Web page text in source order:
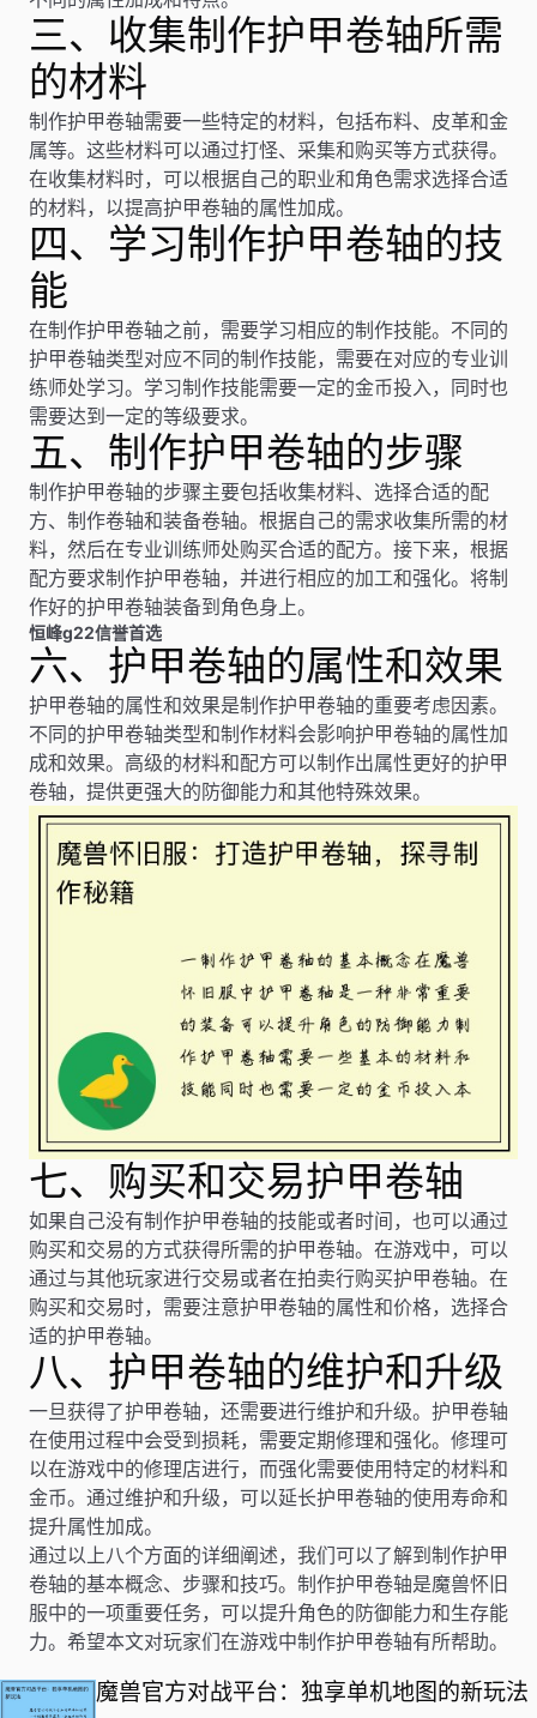
三、收集制作护甲卷轴所需
的材料
制作护甲卷轴需要一些特定的材料，包括布料、皮革和金
属等。这些材料可以通过打怪、采集和购买等方式获得。
在收集材料时，可以根据自己的职业和角色需求选择合适
的材料，以提高护甲卷轴的属性加成。
四、学习制作护甲卷轴的技
能
在制作护甲卷轴之前，需要学习相应的制作技能。不同的
护甲卷轴类型对应不同的制作技能，需要在对应的专业训
练师处学习。学习制作技能需要一定的金币投入，同时也
需要达到一定的等级要求。
五、制作护甲卷轴的步骤
制作护甲卷轴的步骤主要包括收集材料、选择合适的配
方、制作卷轴和装备卷轴。根据自己的需求收集所需的材
料，然后在专业训练师处购买合适的配方。接下来，根据
配方要求制作护甲卷轴，并进行相应的加工和强化。将制
作好的护甲卷轴装备到角色身上。
恒峰g22信誉首选
六、护甲卷轴的属性和效果
护甲卷轴的属性和效果是制作护甲卷轴的重要考虑因素。
不同的护甲卷轴类型和制作材料会影响护甲卷轴的属性加
成和效果。高级的材料和配方可以制作出属性更好的护甲
卷轴，提供更强大的防御能力和其他特殊效果。
七、购买和交易护甲卷轴
如果自己没有制作护甲卷轴的技能或者时间，也可以通过
购买和交易的方式获得所需的护甲卷轴。在游戏中，可以
通过与其他玩家进行交易或者在拍卖行购买护甲卷轴。在
购买和交易时，需要注意护甲卷轴的属性和价格，选择合
适的护甲卷轴。
八、护甲卷轴的维护和升级
一旦获得了护甲卷轴，还需要进行维护和升级。护甲卷轴
在使用过程中会受到损耗，需要定期修理和强化。修理可
以在游戏中的修理店进行，而强化需要使用特定的材料和
金币。通过维护和升级，可以延长护甲卷轴的使用寿命和
提升属性加成。
通过以上八个方面的详细阐述，我们可以了解到制作护甲
卷轴的基本概念、步骤和技巧。制作护甲卷轴是魔兽怀旧
服中的一项重要任务，可以提升角色的防御能力和生存能
力。希望本文对玩家们在游戏中制作护甲卷轴有所帮助。
魔兽官方对战平台：独享单机地图的新玩法